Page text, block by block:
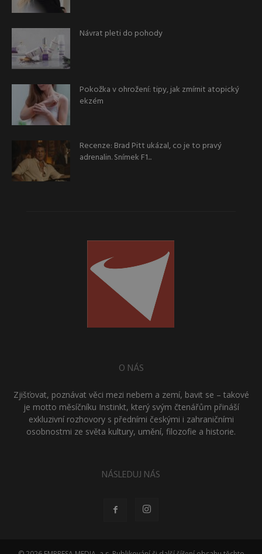
Návrat pleti do pohody
Pokožka v ohrožení: tipy, jak zmírnit atopický
ekzém
Recenze: Brad Pitt ukázal, co je to pravý
adrenalin. Snímek F1...
O NÁS
Zjišťovat, poznávat věci mezi nebem a zemí, bavit se – takové
je motto měsíčníku Instinkt, který svým čtenářům přináší
exkluzivní rozhovory s předními českými i zahraničními
osobnostmi ze světa kultury, umění, filozofie a historie.
NÁSLEDUJ NÁS